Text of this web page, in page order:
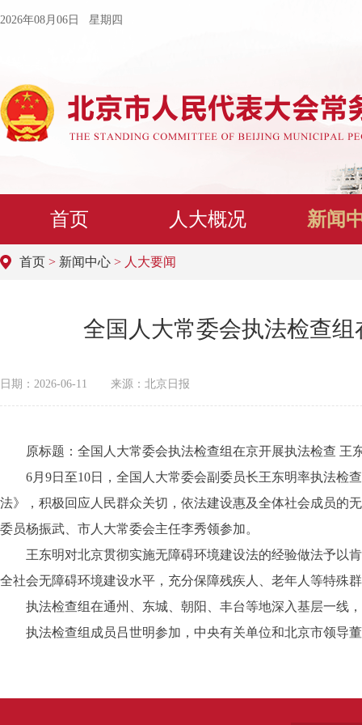
2026年08月06日 星期四
首页 人大概况 新闻
首页 > 新闻中心 > 人大要闻
全国人大常委会执法检查
日期：2026-06-11 来源：北京日报
原标题：全国人大常委会执法检查组在京开展执法检查 王
6月9日至10日，全国人大常委会副委员长王东明率执法检
法》，积极回应人民群众关切，依法建设惠及全体社会成员的
委员杨振武、市人大常委会主任李秀领参加。
王东明对北京贯彻实施无障碍环境建设法的经验做法予以肯
全社会无障碍环境建设水平，充分保障残疾人、老年人等特殊
执法检查组在通州、东城、朝阳、丰台等地深入基层一线
执法检查组成员吕世明参加，中央有关单位和北京市领导董